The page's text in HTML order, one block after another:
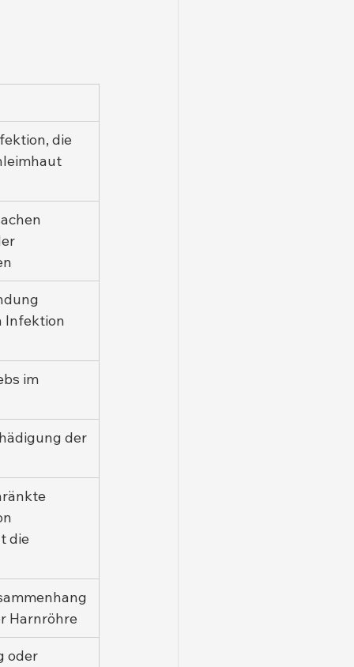
die
Infektion
im
der
die
Harnröhre
oder